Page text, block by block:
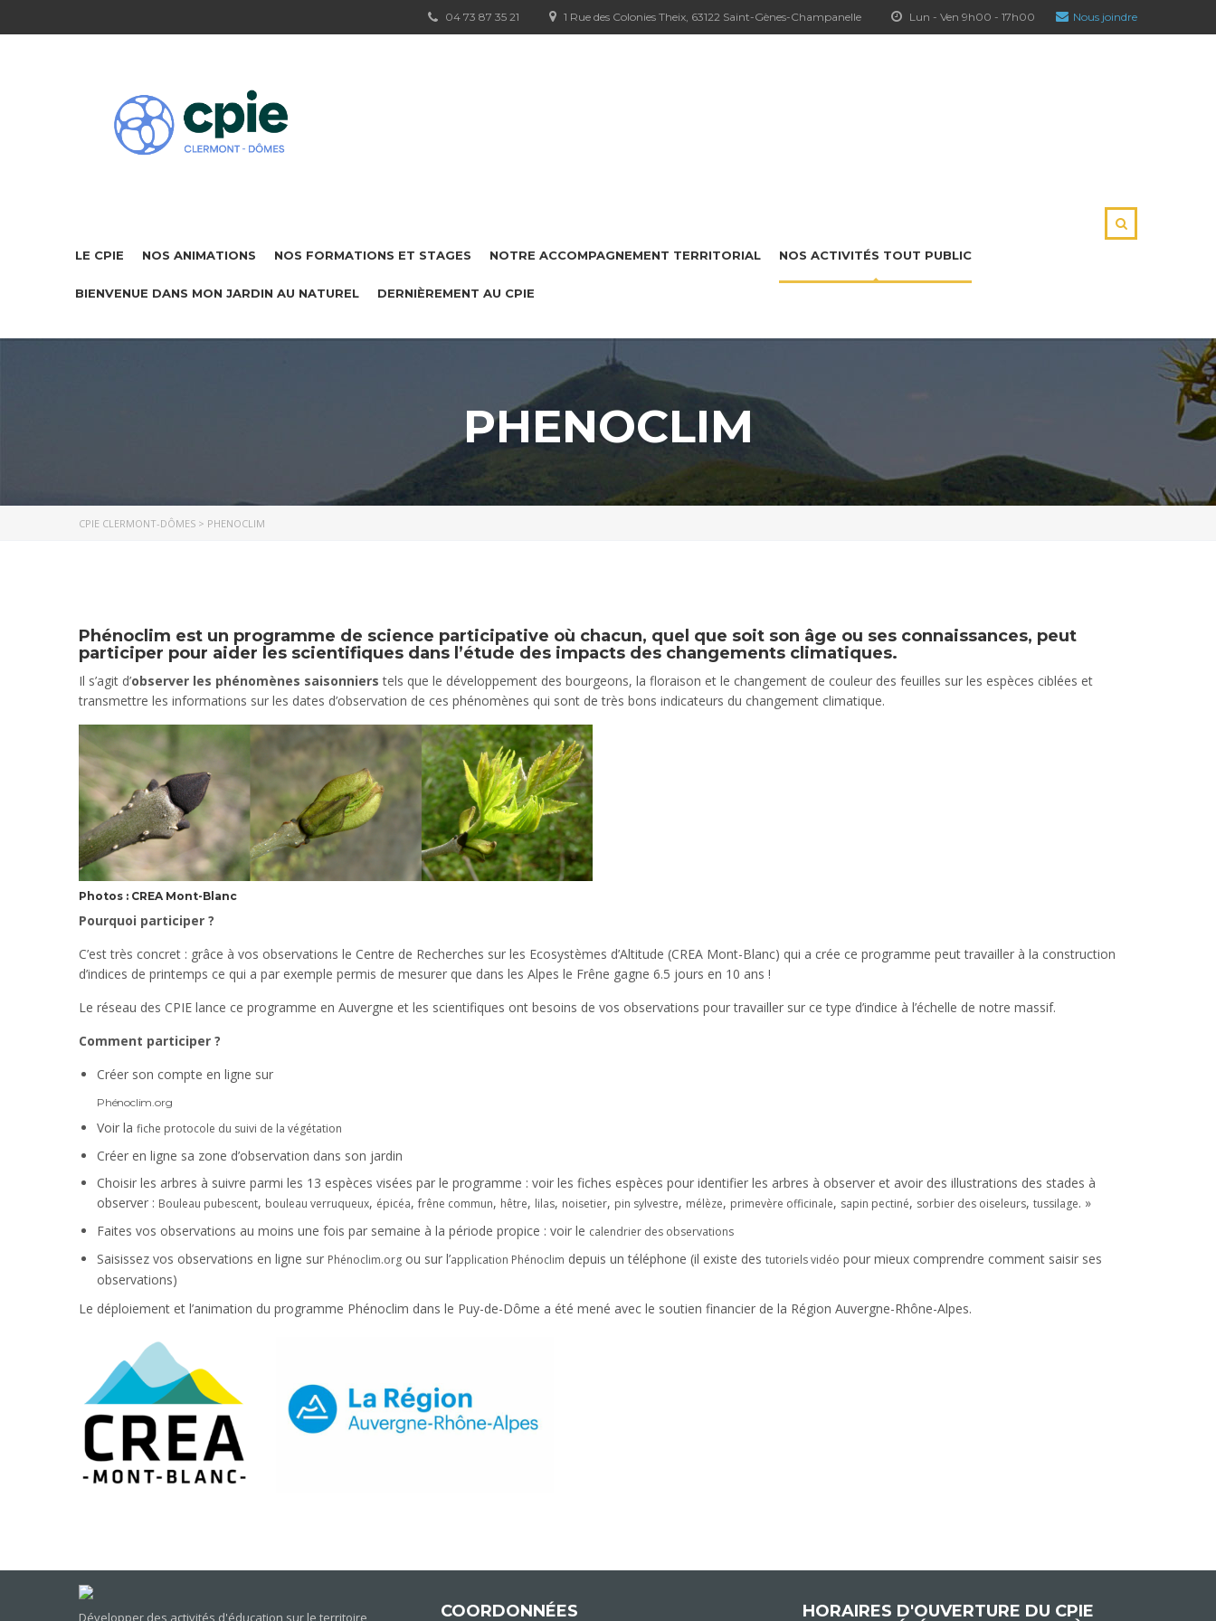
Lun - Ven 9h00 - 17h00 Nous joindre
1 Rue des Colonies Theix, 63122 Saint-Gènes-Champanelle
04 73 87 35 21
LE CPIE NOS ANIMATIONS NOS FORMATIONS ET STAGES NOTRE ACCOMPAGNEMENT TERRITORIAL NOS ACTIVITÉS TOUT PUBLIC
BIENVENUE DANS MON JARDIN AU NATUREL DERNIÈREMENT AU CPIE
PHENOCLIM
CPIE CLERMONT-DÔMES > PHENOCLIM
Phénoclim est un programme de science participative où chacun, quel que soit son âge ou ses connaissances, peut
participer pour aider les scientifiques dans l’étude des impacts des changements climatiques.
Il s’agit d’observer les phénomènes saisonniers tels que le développement des bourgeons, la floraison et le changement de couleur des feuilles sur les espèces ciblées et
transmettre les informations sur les dates d’observation de ces phénomènes qui sont de très bons indicateurs du changement climatique.
Photos : CREA Mont-Blanc
Pourquoi participer ?
C’est très concret : grâce à vos observations le Centre de Recherches sur les Ecosystèmes d’Altitude (CREA Mont-Blanc) qui a crée ce programme peut travailler à la construction
d’indices de printemps ce qui a par exemple permis de mesurer que dans les Alpes le Frêne gagne 6.5 jours en 10 ans !
Le réseau des CPIE lance ce programme en Auvergne et les scientifiques ont besoins de vos observations pour travailler sur ce type d’indice à l’échelle de notre massif.
Comment participer ?
Créer son compte en ligne sur
Phénoclim.org
Voir la fiche protocole du suivi de la végétation
Créer en ligne sa zone d’observation dans son jardin
Choisir les arbres à suivre parmi les 13 espèces visées par le programme : voir les fiches espèces pour identifier les arbres à observer et avoir des illustrations des stades à
observer : Bouleau pubescent, bouleau verruqueux, épicéa, frêne commun, hêtre, lilas, noisetier, pin sylvestre, mélèze, primevère officinale, sapin pectiné, sorbier des oiseleurs, tussilage. »
Faites vos observations au moins une fois par semaine à la période propice : voir le calendrier des observations
Saisissez vos observations en ligne sur Phénoclim.org ou sur l’application Phénoclim depuis un téléphone (il existe des tutoriels vidéo pour mieux comprendre comment saisir ses
observations)
Le déploiement et l’animation du programme Phénoclim dans le Puy-de-Dôme a été mené avec le soutien financier de la Région Auvergne-Rhône-Alpes.
Développer des activités d'éducation sur le territoire COORDONNÉES
HORAIRES D'OUVERTURE DU CPIE